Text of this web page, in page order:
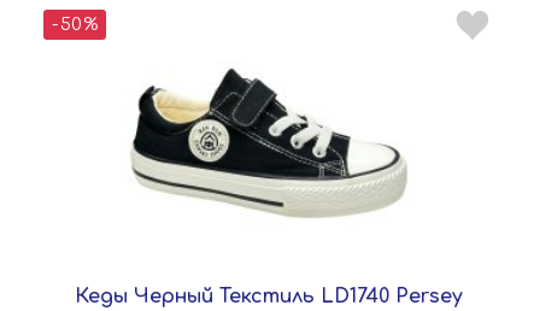
-50%
Кеды Черный Текстиль LD1740 Persey